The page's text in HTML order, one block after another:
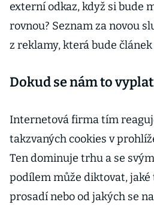
externí odkaz, když si bude
rovnou? Seznam za novou
z reklamy, která bude
Dokud se nám to
Internetová firma tím
takzvaných cookies v
Ten dominuje trhu a se
podílem může diktovat, jaké
prosadí nebo od jakých se